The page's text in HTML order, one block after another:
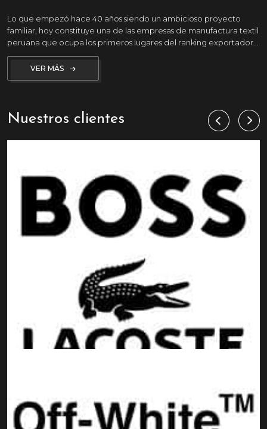
Lo que empezó hace 40 años siendo un ambicioso proyecto
familiar, hoy constituye una de las empresas de manufactura textil
peruana que ocupa los primeros lugares del ranking exportador...
VER MÁS
Nuestros clientes